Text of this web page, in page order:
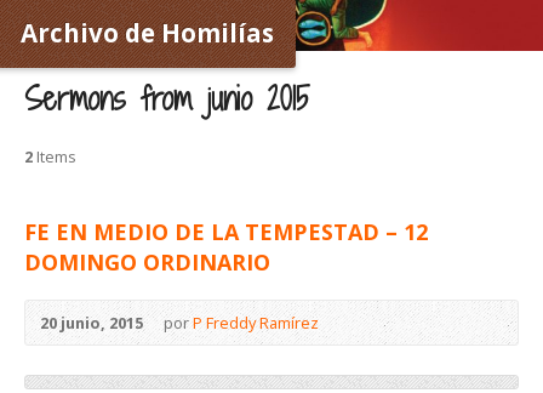
Archivo de Homilías
Sermons from junio 2015
2 Items
FE EN MEDIO DE LA TEMPESTAD – 12
DOMINGO ORDINARIO
20 junio, 2015 porP Freddy Ramírez